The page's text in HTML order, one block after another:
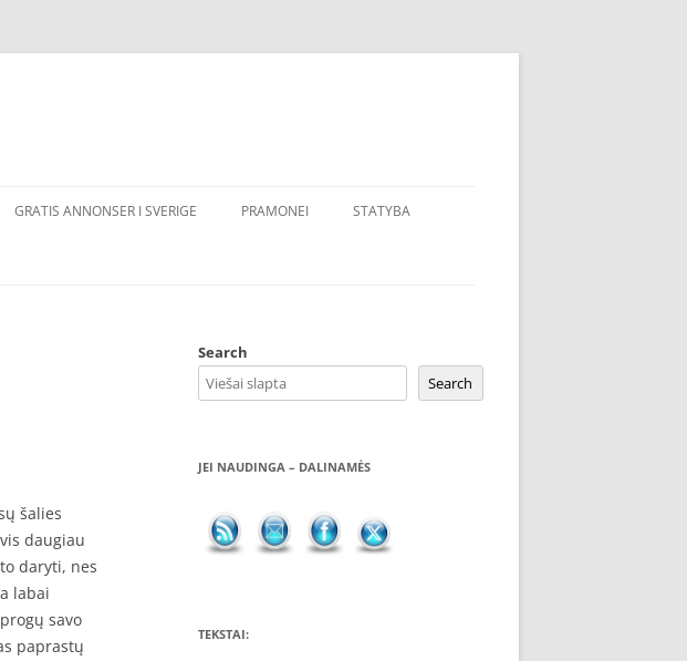
GRATIS ANNONSER I SVERIGE PRAMONEI STATYBA
šalies
daugiau
daryti, nes
labai
savo
paprastų
Search
Search
JEI NAUDINGA – DALINAMĖS
TEKSTAI: